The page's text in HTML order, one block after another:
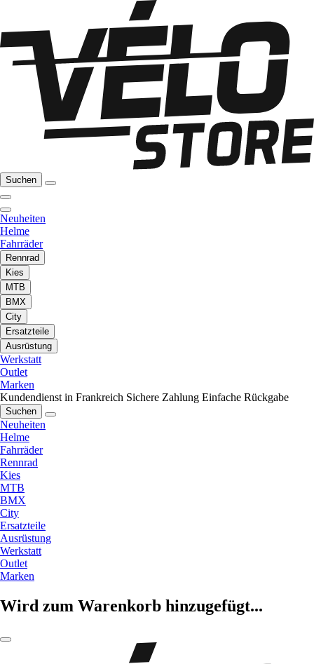
Suchen
Neuheiten
Helme
Fahrräder
Rennrad
Kies
MTB
BMX
City
Ersatzteile
Ausrüstung
Werkstatt
Outlet
Marken
Kundendienst in Frankreich Sichere Zahlung Einfache Rückgabe
Suchen
Neuheiten
Helme
Fahrräder
Rennrad
Kies
MTB
BMX
City
Ersatzteile
Ausrüstung
Werkstatt
Outlet
Marken
Wird zum Warenkorb hinzugefügt...